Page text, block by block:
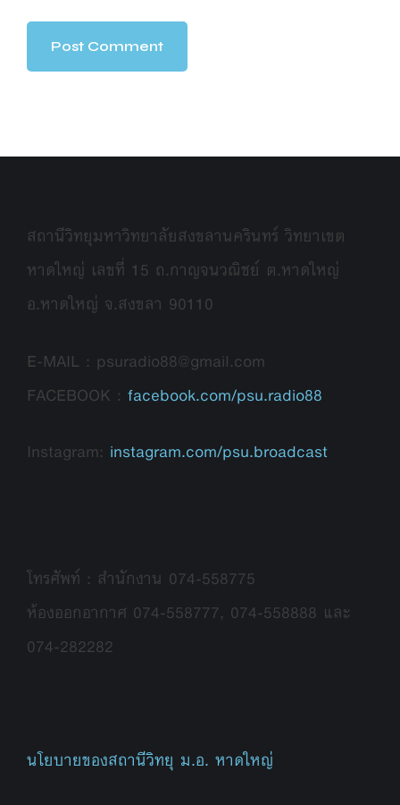
สถานีวิทยุมหาวิทยาลัยสงขลานครินทร์ วิทยาเขต
หาดใหญ่ เลขที่ 15 ถ.กาญจนวณิชย์ ต.หาดใหญ่
อ.หาดใหญ่ จ.สงขลา 90110
E-MAIL : psuradio88@gmail.com
FACEBOOK : facebook.com/psu.radio88
Instagram: instagram.com/psu.broadcast
โทรศัพท์ : สำนักงาน 074-558775
ห้องออกอากาศ 074-558777, 074-558888 และ
074-282282
นโยบายของสถานีวิทยุ ม.อ. หาดใหญ่